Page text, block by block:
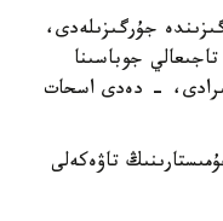
جۇرگىزىلەدى،
جوباسىنا
- دەدى اسحات
تاۋەكەلى